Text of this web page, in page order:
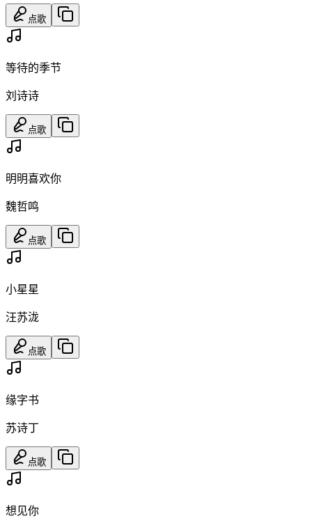
点歌
等待的季节
刘诗诗
点歌
明明喜欢你
魏哲鸣
点歌
小星星
汪苏泷
点歌
缘字书
苏诗丁
点歌
想见你